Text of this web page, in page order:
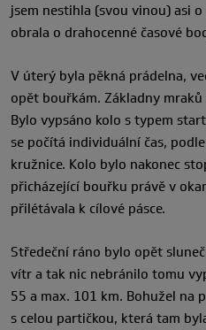
jsem nestihla (svou vinou) asi
obrala o drahocenné časové
V úterý byla pěkná prádelna,
opět bouřkám. Základny
Bylo vypsáno kolo s typem
se počítá individuální čas,
kružnice. Kolo bylo nakonec
přicházející bouřku právě v
přilétávala k cílové pásce.
Středeční ráno bylo opět
vítr a tak nic nebránilo tomu
55 a max. 101 km. Bohužel na
s celou partičkou, která tam